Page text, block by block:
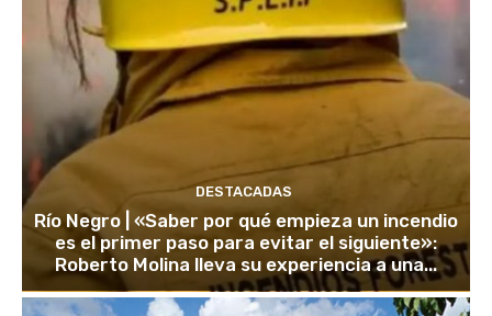
DESTACADAS
Río Negro | «Saber por qué empieza un incendio
es el primer paso para evitar el siguiente»:
Roberto Molina lleva su experiencia a una...